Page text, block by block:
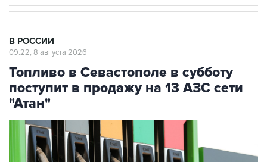
В РОССИИ
09:22, 8 августа 2026
Топливо в Севастополе в субботу
поступит в продажу на 13 АЗС сети
"Атан"